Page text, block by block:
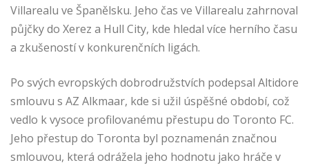
Villarealu ve Španělsku. Jeho čas ve Villarealu zahrnoval
půjčky do Xerez a Hull City, kde hledal více herního času
a zkušeností v konkurenčních ligách.
Po svých evropských dobrodružstvích podepsal Altidore
smlouvu s AZ Alkmaar, kde si užil úspěšné období, což
vedlo k vysoce profilovanému přestupu do Toronto FC.
Jeho přestup do Toronta byl poznamenán značnou
smlouvou, která odrážela jeho hodnotu jako hráče v